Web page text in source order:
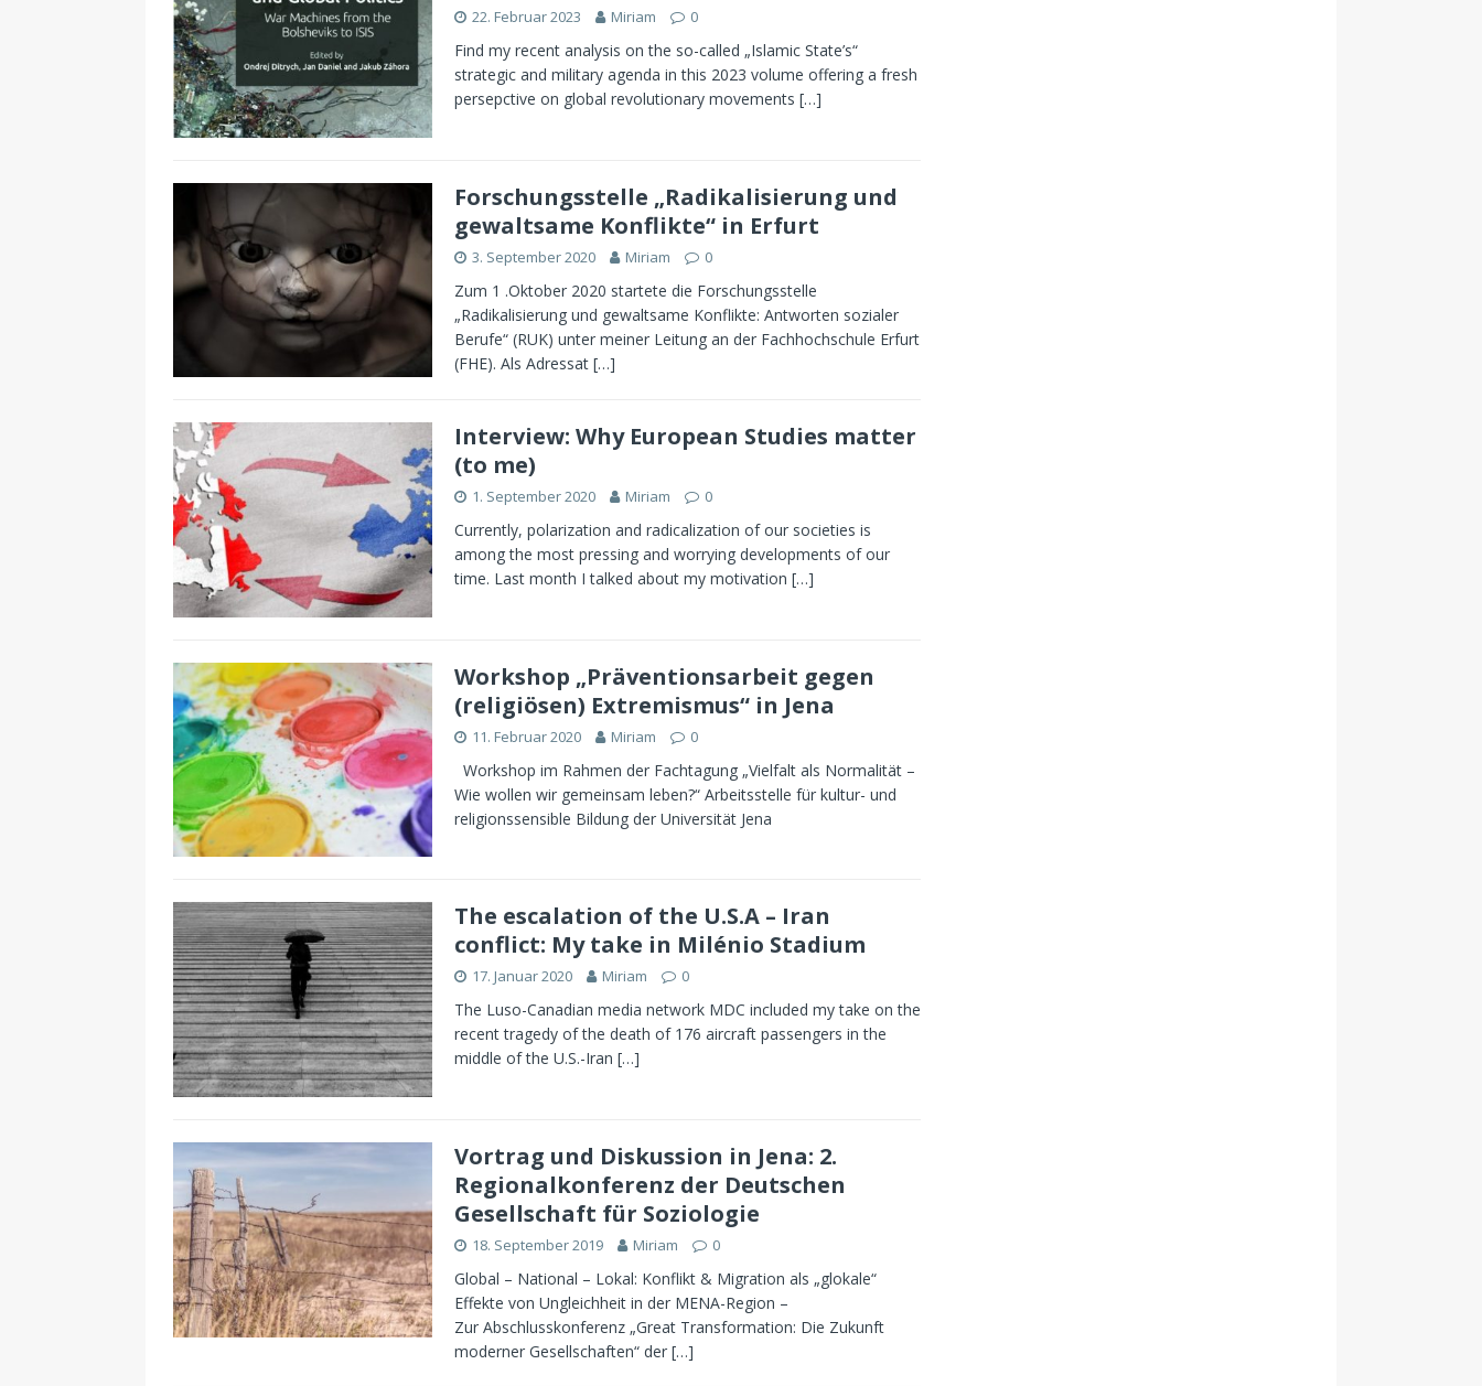
22. Februar 2023 Miriam 0
Find my recent analysis on the so-called „Islamic State’s“
strategic and military agenda in this 2023 volume offering a fresh
persepctive on global revolutionary movements […]
Forschungsstelle „Radikalisierung und
gewaltsame Konflikte“ in Erfurt
3. September 2020 Miriam 0
Zum 1 .Oktober 2020 startete die Forschungsstelle
„Radikalisierung und gewaltsame Konflikte: Antworten sozialer
Berufe“ (RUK) unter meiner Leitung an der Fachhochschule Erfurt
(FHE). Als Adressat […]
Interview: Why European Studies matter
(to me)
1. September 2020 Miriam 0
Currently, polarization and radicalization of our societies is
among the most pressing and worrying developments of our
time. Last month I talked about my motivation […]
Workshop „Präventionsarbeit gegen
(religiösen) Extremismus“ in Jena
11. Februar 2020 Miriam 0
Workshop im Rahmen der Fachtagung „Vielfalt als Normalität –
Wie wollen wir gemeinsam leben?“ Arbeitsstelle für kultur- und
religionssensible Bildung der Universität Jena
The escalation of the U.S.A – Iran
conflict: My take in Milénio Stadium
17. Januar 2020 Miriam 0
The Luso-Canadian media network MDC included my take on the
recent tragedy of the death of 176 aircraft passengers in the
middle of the U.S.-Iran […]
Vortrag und Diskussion in Jena: 2.
Regionalkonferenz der Deutschen
Gesellschaft für Soziologie
18. September 2019 Miriam 0
Global – National – Lokal: Konflikt & Migration als „glokale“
Effekte von Ungleichheit in der MENA-Region –
Zur Abschlusskonferenz „Great Transformation: Die Zukunft
moderner Gesellschaften“ der […]